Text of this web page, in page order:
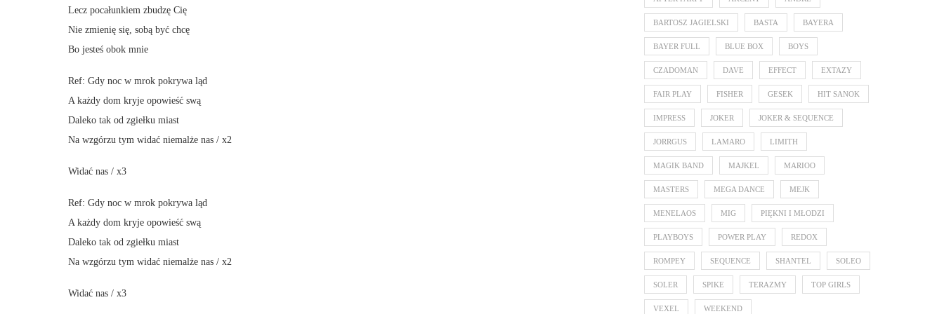
Lecz pocałunkiem zbudzę Cię
Nie zmienię się, sobą być chcę
Bo jesteś obok mnie
Ref: Gdy noc w mrok pokrywa ląd
A każdy dom kryje opowieść swą
Daleko tak od zgiełku miast
Na wzgórzu tym widać niemalże nas / x2
Widać nas / x3
Ref: Gdy noc w mrok pokrywa ląd
A każdy dom kryje opowieść swą
Daleko tak od zgiełku miast
Na wzgórzu tym widać niemalże nas / x2
Widać nas / x3
BARTOSZ JAGIELSKI BASTA BAYERA
BAYER FULL BLUE BOX BOYS
CZADOMAN DAVE EFFECT EXTAZY
FAIR PLAY FISHER GESEK HIT SANOK
IMPRESS JOKER JOKER & SEQUENCE
JORRGUS LAMARO LIMITH
MAGIK BAND MAJKEL MARIOO
MASTERS MEGA DANCE MEJK
MENELAOS MIG PIĘKNI I MŁODZI
PLAYBOYS POWER PLAY REDOX
ROMPEY SEQUENCE SHANTEL SOLEO
SOLER SPIKE TERAZMY TOP GIRLS
VEXEL WEEKEND